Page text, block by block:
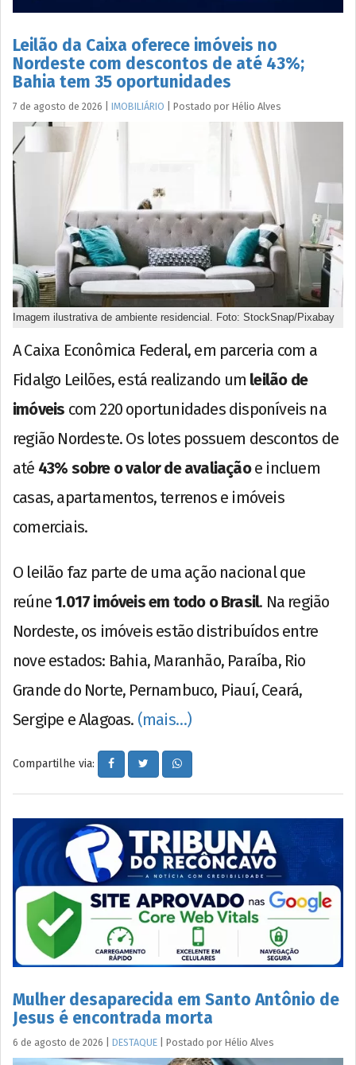
Leilão da Caixa oferece imóveis no
Nordeste com descontos de até 43%;
Bahia tem 35 oportunidades
7 de agosto de 2026 IMOBILIÁRIO Postado por Hélio Alves
Imagem ilustrativa de ambiente residencial. Foto: StockSnap/Pixabay
A Caixa Econômica Federal, em parceria com a
Fidalgo Leilões, está realizando um leilão de
imóveis com 220 oportunidades disponíveis na
região Nordeste. Os lotes possuem descontos de
até 43% sobre o valor de avaliaçãoe incluem
casas, apartamentos, terrenos e imóveis
comerciais.
O leilão faz parte de uma ação nacional que
reúne 1.017 imóveis em todo o Brasil. Na região
Nordeste, os imóveis estão distribuídos entre
nove estados: Bahia, Maranhão, Paraíba, Rio
Grande do Norte, Pernambuco, Piauí, Ceará,
Sergipe e Alagoas. (mais…)
Compartilhe via:
Mulher desaparecida em Santo Antônio de
Jesus é encontrada morta
6 de agosto de 2026 DESTAQUE Postado por Hélio Alves